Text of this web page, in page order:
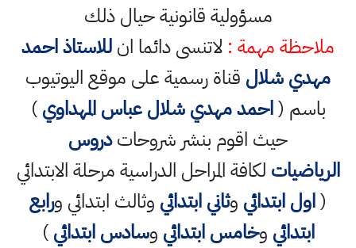
مسؤولية قانونية حيال ذلك
ملاحظة مهمة : لاتنسى دائما انللاستاذ احمد
مهدي شلال قناة رسمية على موقع اليوتيوب
باسم (احمد مهدي شلال عباس المهداوي)
حيث اقوم بنشر شروحاتدروس
الرياضيات لكافة المراحل الدراسية مرحلة الابتدائي
(اول ابتدائي وثاني ابتدائي وثالث ابتدائي ورابع
ابتدائي وخامس ابتدائي وسادس ابتدائي)